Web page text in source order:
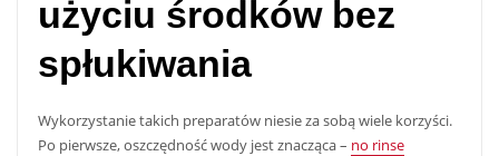
użyciu środków bez
spłukiwania
Wykorzystanie takich preparatów niesie za sobą wiele korzyści.
Po pierwsze, oszczędność wody jest znacząca – no rinse